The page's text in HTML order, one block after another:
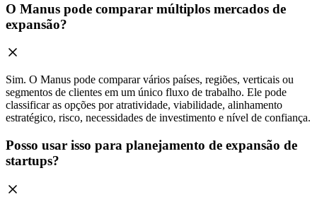
O Manus pode comparar múltiplos mercados de
expansão?
Sim. O Manus pode comparar vários países, regiões, verticais ou
segmentos de clientes em um único fluxo de trabalho. Ele pode
classificar as opções por atratividade, viabilidade, alinhamento
estratégico, risco, necessidades de investimento e nível de confiança.
Posso usar isso para planejamento de expansão de
startups?